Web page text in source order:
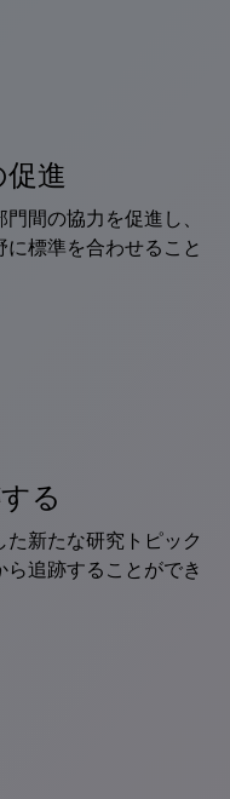
進
間の協力を促進し、
標準を合わせること
る
新たな研究トピック
追跡することができ